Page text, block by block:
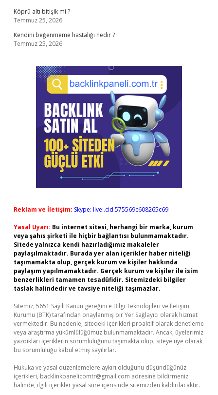
Köprü altı bitişik mi ?
Temmuz 25, 2026
Kendini beğenmeme hastalığı nedir ?
Temmuz 25, 2026
Reklam ve İletişim: Skype: live:.cid.575569c608265c69
Yasal Uyarı: Bu internet sitesi, herhangi bir marka, kurum
veya şahıs şirketi ile hiçbir bağlantısı bulunmamaktadır.
Sitede yalnızca kendi hazırladığımız makaleler
paylaşılmaktadır. Burada yer alan içerikler haber niteliği
taşımamakta olup, gerçek kurum ve kişiler hakkında
paylaşım yapılmamaktadır. Gerçek kurum ve kişiler ile isim
benzerlikleri tamamen tesadüfidir. Sitemizdeki bilgiler
taslak halindedir ve tavsiye niteliği taşımazlar.
Sitemiz, 5651 Sayılı Kanun gereğince Bilgi Teknolojileri ve İletişim
Kurumu (BTK) tarafından onaylanmış bir Yer Sağlayıcı olarak hizmet
vermektedir. Bu nedenle, sitedeki içerikleri proaktif olarak denetleme
veya araştırma yükümlülüğümüz bulunmamaktadır. Ancak, üyelerimiz
yazdıkları içeriklerin sorumluluğunu taşımakta olup, siteye üye olarak
bu sorumluluğu kabul etmiş sayılırlar.
Hukuka ve yasal düzenlemelere aykırı olduğunu düşündüğünüz
içerikleri, backlinkpanelicomtr@gmail.com adresine bildirmeniz
halinde, ilgili içerikler yasal süre içerisinde sitemizden kaldırılacaktır.